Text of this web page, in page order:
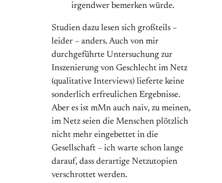
irgendwer bemerken würde.
Studien dazu lesen sich großteils –
leider – anders. Auch von mir
durchgeführte Untersuchung zur
Inszenierung von Geschlecht im Netz
(qualitative Interviews) lieferte keine
sonderlich erfreulichen Ergebnisse.
Aber es ist mMn auch naiv, zu meinen,
im Netz seien die Menschen plötzlich
nicht mehr eingebettet in die
Gesellschaft – ich warte schon lange
darauf, dass derartige Netzutopien
verschrottet werden.